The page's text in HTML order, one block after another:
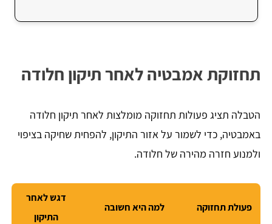
תחזוקת אמבטיה לאחר תיקון חלודה
הטבלה תציג פעולות תחזוקה מומלצות לאחר תיקון חלודה
באמבטיה, כדי לשמור על אזור התיקון, להפחית שחיקה בציפוי
ולמנוע חזרה מהירה של חלודה.
פעולת תחזוקה למה היא חשובה
דגש לאחר
התיקון